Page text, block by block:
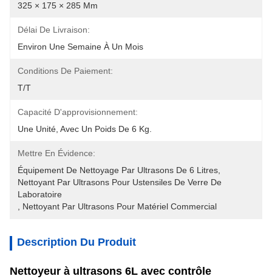
325 × 175 × 285 Mm
Délai De Livraison:
Environ Une Semaine À Un Mois
Conditions De Paiement:
T/T
Capacité D'approvisionnement:
Une Unité, Avec Un Poids De 6 Kg.
Mettre En Évidence:
Équipement De Nettoyage Par Ultrasons De 6 Litres
Nettoyant Par Ultrasons Pour Ustensiles De Verre De
Laboratoire
Nettoyant Par Ultrasons Pour Matériel Commercial
Description Du Produit
Nettoyeur à ultrasons 6L avec contrôle